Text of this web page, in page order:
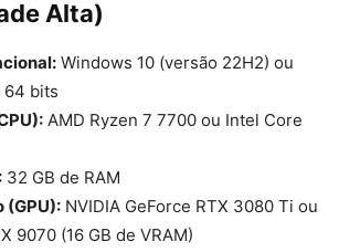
Alta)
Windows 10 (versão 22H2) ou
64 bits
AMD Ryzen 7 7700 ou Intel Core
32 GB de RAM
(GPU): NVIDIA GeForce RTX 3080 Ti ou
9070 (16 GB de VRAM)